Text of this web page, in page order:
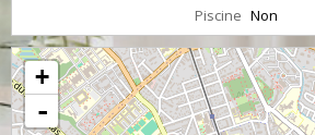
Piscine Non
+
-